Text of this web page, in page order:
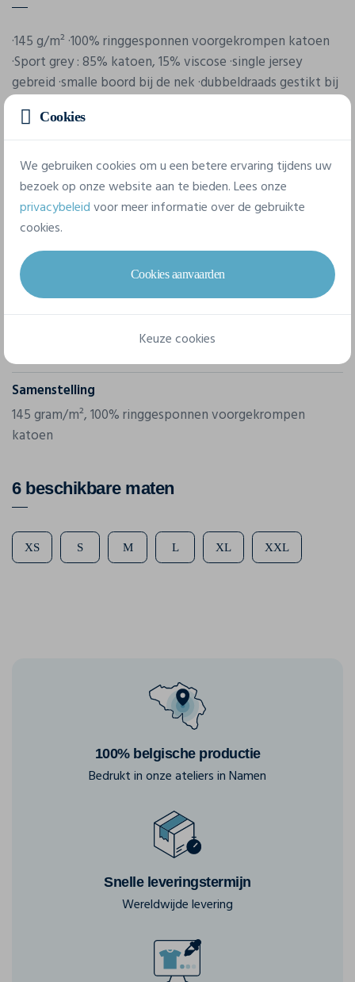
·145 g/m² ·100% ringgesponnen voorgekrompen katoen
·Sport grey : 85% katoen, 15% viscose ·single jersey
gebreid ·smalle boord bij de nek ·dubbeldraads gestikt bij
Eigenschappen
Merk
B&C
Referentie
TW012
Samenstelling
145 gram/m², 100% ringgesponnen voorgekrompen
katoen
6 beschikbare maten
XS S M L XL XXL
100% belgische productie
Bedrukt in onze ateliers in Namen
Snelle leveringstermijn
Wereldwijde levering
Cookies
We gebruiken cookies om u een betere ervaring tijdens uw
bezoek op onze website aan te bieden. Lees onze
privacybeleidvoor meer informatie over de gebruikte
cookies.
Cookies aanvaarden
Keuze cookies